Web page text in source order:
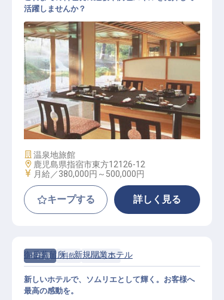
料理長候補
活躍しませんか？
施設業態
温泉地旅館
勤務地
鹿児島県指宿市東方12126-12
給与
月給／380,000円～ 500,000円
キープする 詳しく見る
正社員 料飲 ソムリエ
御岳蒸留所 新規開業ホテル
新しいホテルで、ソムリエとして輝く。お客様へ
最高の感動を。